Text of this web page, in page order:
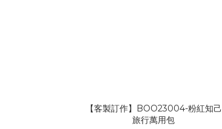
【客製訂作】BOO23004-粉紅知己
旅行萬用包